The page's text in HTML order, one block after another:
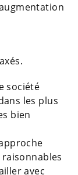
société
les plus
bien
avec